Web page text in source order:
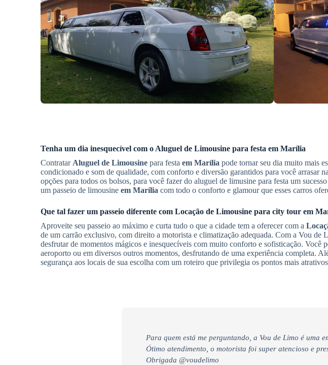
Tenha um dia inesquecível com o Aluguel de Limousine para festa em Marília
Contratar Aluguel de Limousine para festa em Marília pode tornar seu dia muito mais
condicionado e som de qualidade, com conforto e diversão garantidos para você arrasar
opções para todos os bolsos, para você fazer do aluguel de limusine para festa um
um passeio de limousine em Marília com todo o conforto e glamour que esses carros
Que tal fazer um passeio diferente com Locação de Limousine para city tour em
Aproveite seu passeio ao máximo e curta tudo o que a cidade tem a oferecer com a
de um carrão exclusivo, com direito a motorista e climatização adequada. Com a Vou
desfrutar de momentos mágicos e inesquecíveis com muito conforto e sofisticação. Você
aeroporto ou em diversos outros momentos, desfrutando de uma experiência completa.
segurança aos locais de sua escolha com um roteiro que privilegia os pontos mais
Para quem está me perguntando, a Vou de Limo é uma
Ótimo atendimento, o motorista foi super atencioso e
Obrigada @voudelimo